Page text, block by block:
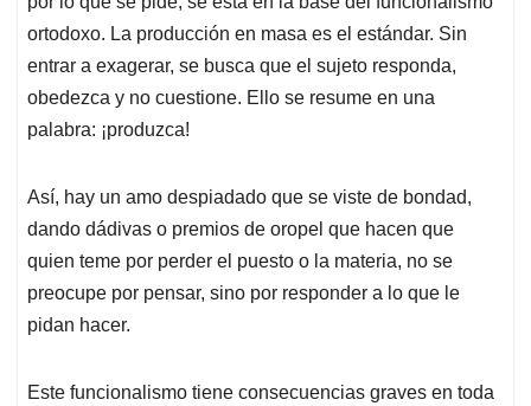
ortodoxo. La producción en masa es el estándar. Sin
entrar a exagerar, se busca que el sujeto responda,
obedezca y no cuestione. Ello se resume en una
palabra: ¡produzca!
Así, hay un amo despiadado que se viste de bondad,
dando dádivas o premios de oropel que hacen que
quien teme por perder el puesto o la materia, no se
preocupe por pensar, sino por responder a lo que le
pidan hacer.
Este funcionalismo tiene consecuencias graves en toda